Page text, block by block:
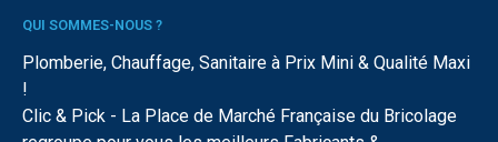
QUI SOMMES-NOUS ?
Plomberie, Chauffage, Sanitaire à Prix Mini & Qualité Maxi
!
Clic & Pick - La Place de Marché Française du Bricolage